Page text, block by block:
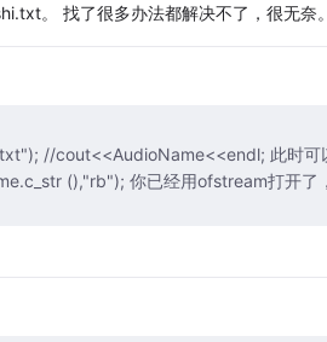
。 找了很多办法都解决不了，很无奈。
yuanshi.txt
(),"rb"); 你已经用ofstream打开了